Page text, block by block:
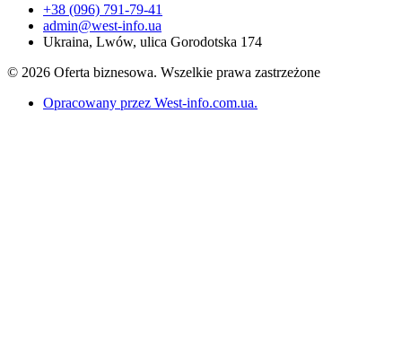
+38 (096) 791-79-41
admin@west-info.ua
Ukraina, Lwów, ulica Gorodotska 174
© 2026 Oferta biznesowa. Wszelkie prawa zastrzeżone
Opracowany przez West-info.com.ua.